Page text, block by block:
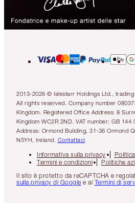
2013-2026 © Islestarr Holdings Ltd.,
All rights reserved. Company number
Kingdom. Registered Office Address: 8
Kingdom WC2R 2ND. VAT number: GB 144
Address: Ormond Building, 31-36 Ormond
N5YH, Ireland. Contattaci
Informativa sulla privacy
Termini e condizioni
Politiche
Il sito è protetto da reCAPTCHA e
sulla privacy di Google e ai Termini di